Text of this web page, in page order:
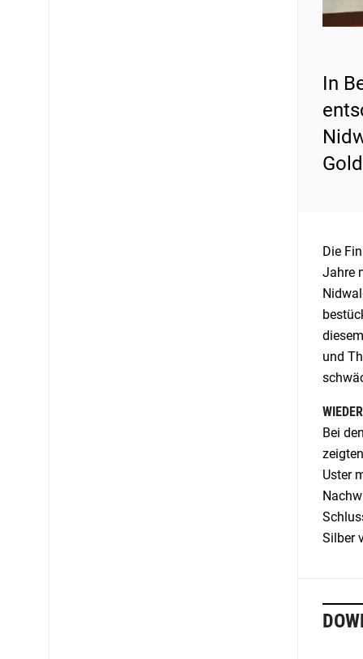
In
Die
Jahre
und
Bei
Uster
Silber